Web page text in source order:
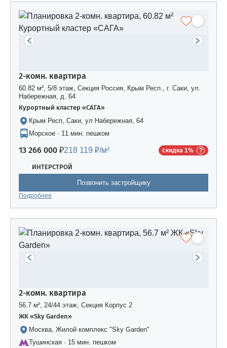
2-комн. квартира
60.82 м², 5/8 этаж, Секция Россия, Крым Респ., г. Саки, ул.
Набережная, д. 64
Курортный кластер «САГА»
Крым Респ, Саки, ул Набережная, 64
Морское · 11 мин. пешком
13 266 000 ₽218 119 ₽/м² скидка 1%
ИНТЕРСТРОЙ
Позвонить застройщику
Подробнее
2-комн. квартира
56.7 м², 24/44 этаж, Секция Корпус 2
ЖК «Sky Garden»
Москва, Жилой комплекс "Sky Garden"
Тушинская · 15 мин. пешком